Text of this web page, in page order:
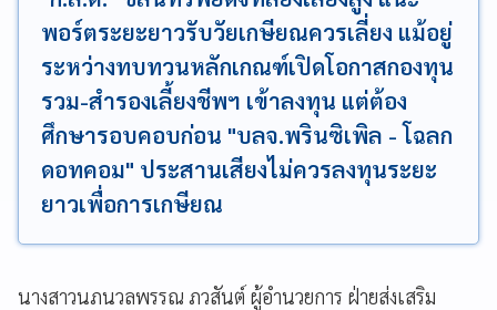
พอร์ตระยะยาวรับวัยเกษียณควรเลี่ยง แม้อยู่
ระหว่างทบทวนหลักเกณฑ์เปิดโอกาสกองทุน
รวม-สำรองเลี้ยงชีพฯ เข้าลงทุน แต่ต้อง
ศึกษารอบคอบก่อน "บลจ.พรินซิเพิล - โฉลก
ดอทคอม" ประสานเสียงไม่ควรลงทุนระยะ
ยาวเพื่อการเกษียณ
นางสาวนภนวลพรรณ ภวสันต์ ผู้อำนวยการ ฝ่ายส่งเสริม